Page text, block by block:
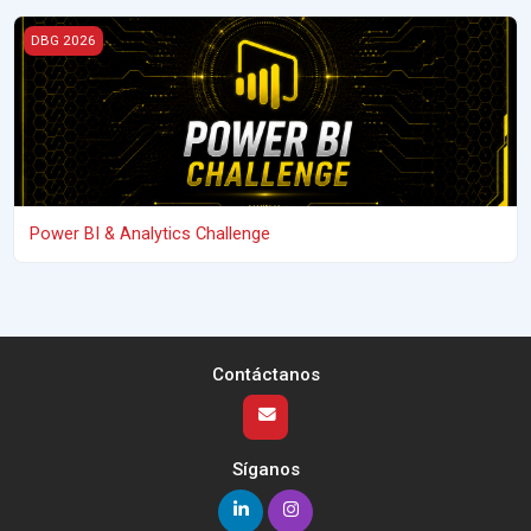
Power BI &amp; Analytics Challenge
DBG 2026
Power BI & Analytics Challenge
Contáctanos
Síganos